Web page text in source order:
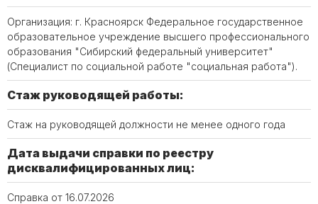
Организация: г. Красноярск Федеральное государственное
образовательное учреждение высшего профессионального
образования "Сибирский федеральный университет"
(Специалист по социальной работе "социальная работа").
Стаж руководящей работы:
Стаж на руководящей должности не менее одного года
Дата выдачи справки по реестру
дисквалифицированных лиц:
Справка от 16.07.2026